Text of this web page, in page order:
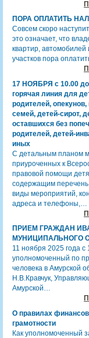
ПОРА ОПЛАТИТЬ
Совсем скоро
это означает, что
квартир,
участков пора
17 НОЯБРЯ с 10.00
горячая линия для
родителей,
семей, детей-сирот,
оставшихся без
родителей, детей-
иных
С детальным планом
приуроченных к
правовой помощи
содержащим перечень
виды мероприятий,
адреса и телефоны,…
ПРИЕМ ГРАЖДАН
МУНИЦИПАЛЬНОГО
11 ноября 2025 года с
уполномоченный по
человека в Амурской
Н.В.Кравчук,
Амурской…
О правилах
грамотности
Как уполномоченный